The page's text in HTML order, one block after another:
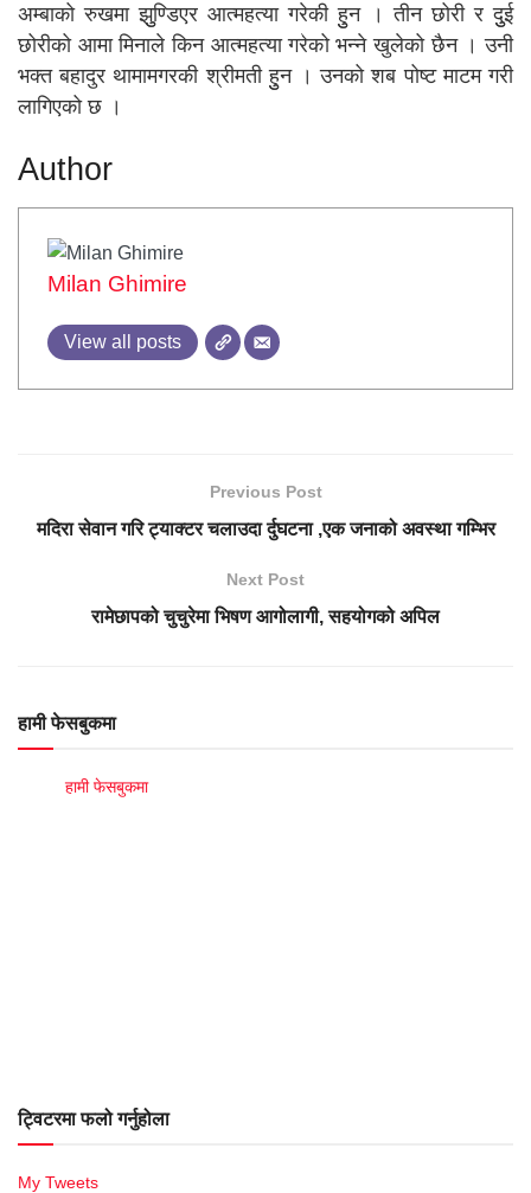
अम्बाको रुखमा झुुण्डिएर आत्महत्या गरेकी हुुन । तीन छोरी र दुुई
छोरीको आमा मिनाले किन आत्महत्या गरेको भन्ने खुलेको छैन । उनी
भक्त बहादुर थामामगरकी श्रीमती हुुन । उनको शब पोष्ट माटम गरी
लागिएको छ ।
Author
Milan Ghimire
View all posts
Previous Post
मदिरा सेवान गरि ट्याक्टर चलाउदा र्दुघटना ,एक जनाको अवस्था गम्भिर
Next Post
रामेछापको चुचुरेमा भिषण आगोलागी, सहयोगको अपिल
हामी फेसबुकमा
हामी फेसबुकमा
ट्विटरमा फलो गर्नुहोला
My Tweets